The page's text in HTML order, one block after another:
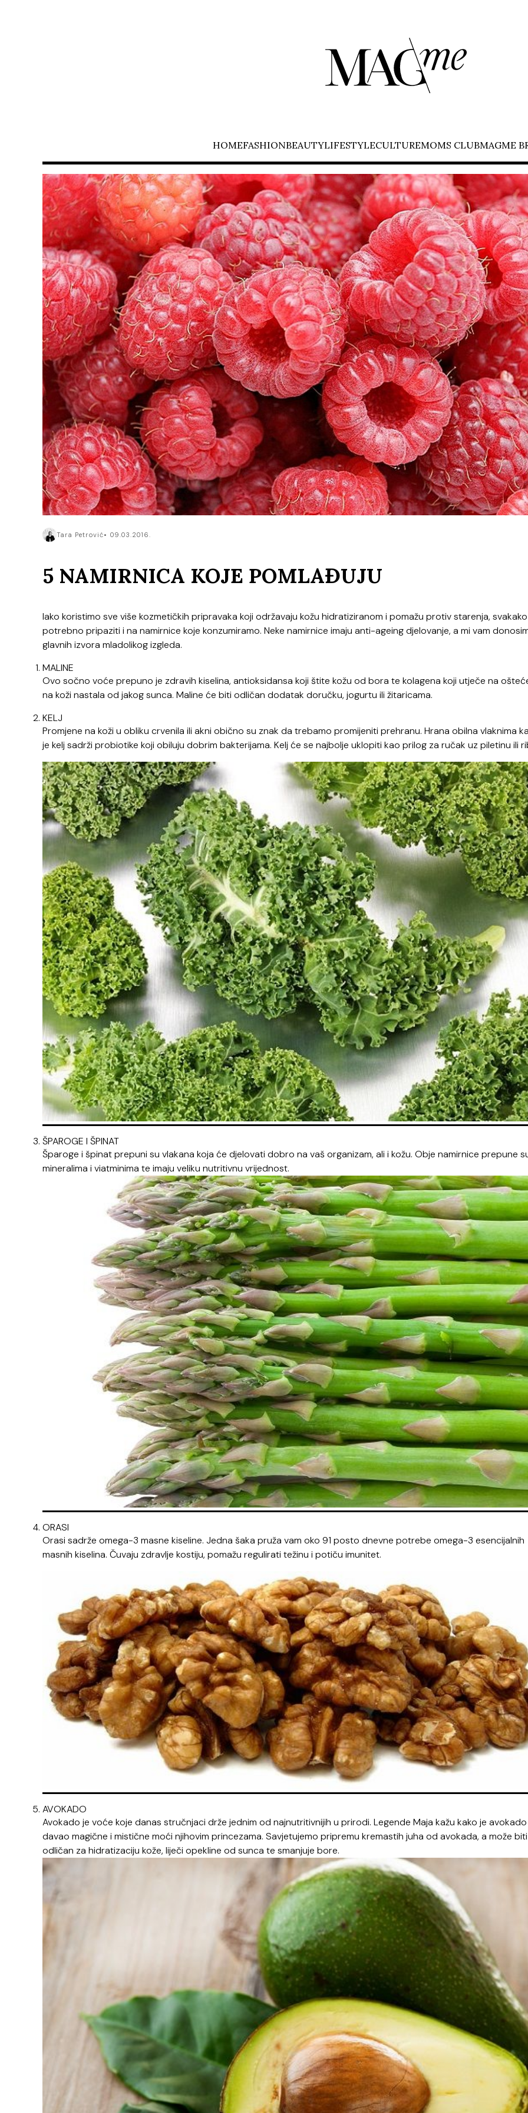
HOMEFASHIONBEAUTYLIFESTYLECULTUREMOMS CLUBMAGME
Tara Petrović 09.03.2016.
5 NAMIRNICA KOJE POMLAĐUJU
Iako koristimo sve više kozmetičkih pripravaka koji održavaju kožu hidratiziranom i pomažu protiv starenja,
potrebno pripaziti i na namirnice koje konzumiramo. Neke namirnice imaju anti-ageing djelovanje, a mi vam
glavnih izvora mladolikog izgleda.
MALINE
Ovo sočno voće prepuno je zdravih kiselina, antioksidansa koji štite kožu od bora te kolagena koji utječe na
na koži nastala od jakog sunca. Maline će biti odličan dodatak doručku, jogurtu ili žitaricama.
KELJ
Promjene na koži u obliku crvenila ili akni obično su znak da trebamo promijeniti prehranu. Hrana obilna vlaknima
je kelj sadrži probiotike koji obiluju dobrim bakterijama. Kelj će se najbolje uklopiti kao prilog za ručak uz piletinu ili
ŠPAROGE I ŠPINAT
Šparoge i špinat prepuni su vlakana koja će djelovati dobro na vaš organizam, ali i kožu. Obje namirnice prepune
mineralima i viatminima te imaju veliku nutritivnu vrijednost.
ORASI
Orasi sadrže omega-3 masne kiseline. Jedna šaka pruža vam oko 91 posto dnevne potrebe omega-3 esencijalnih
masnih kiselina. Čuvaju zdravlje kostiju, pomažu regulirati težinu i potiču imunitet.
AVOKADO
Avokado je voće koje danas stručnjaci drže jednim od najnutritivnijih u prirodi. Legende Maja kažu kako je avokado
davao magične i mistične moći njihovim princezama. Savjetujemo pripremu kremastih juha od avokada, a može biti
odličan za hidratizaciju kože, liječi opekline od sunca te smanjuje bore.